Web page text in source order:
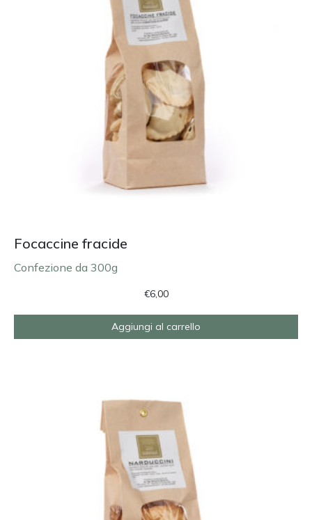
Focaccine fracide
Confezione da 300g
€6,00
Aggiungi al carrello